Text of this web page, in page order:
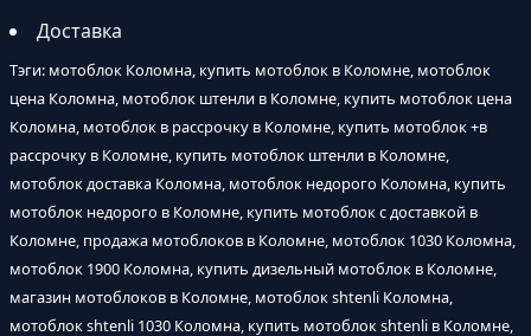
Доставка
Тэги: мотоблок Коломна, купить мотоблок в Коломне, мотоблок
цена Коломна, мотоблок штенли в Коломне, купить мотоблок цена
Коломна, мотоблок в рассрочку в Коломне, купить мотоблок +в
рассрочку в Коломне, купить мотоблок штенли в Коломне,
мотоблок доставка Коломна, мотоблок недорого Коломна, купить
мотоблок недорого в Коломне, купить мотоблок с доставкой в
Коломне, продажа мотоблоков в Коломне, мотоблок 1030 Коломна,
мотоблок 1900 Коломна, купить дизельный мотоблок в Коломне,
магазин мотоблоков в Коломне, мотоблок shtenli Коломна,
мотоблок shtenli 1030 Коломна, купить мотоблок shtenli в Коломне,